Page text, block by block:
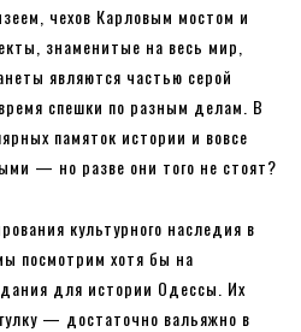
чехов Карловым мостом и
знаменитые на весь мир,
являются частью серой
спешки по разным делам. В
памяток истории и вовсе
— но разве они того не стоят?
культурного наследия в
посмотрим хотя бы на
для истории Одессы. Их
— достаточно вальяжно в